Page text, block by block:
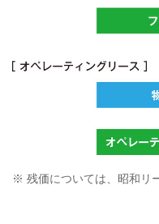
※ 残価については、昭和リ